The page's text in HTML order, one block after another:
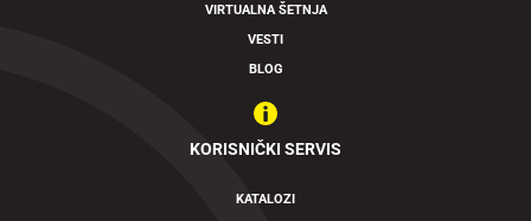
VIRTUALNA ŠETNJA
VESTI
BLOG
KORISNIČKI SERVIS
KATALOZI